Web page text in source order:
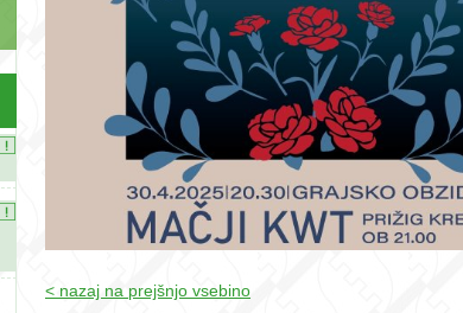
< nazaj na prejšnjo vsebino